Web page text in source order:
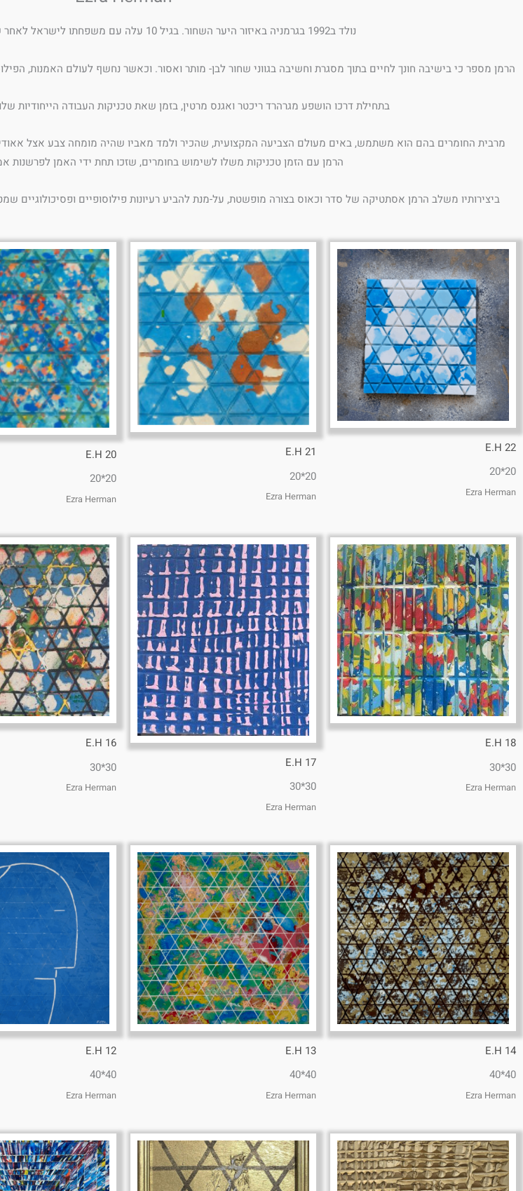
נולד ב1992 בגרמניה באיזור היער השחור. בגיל 10 עלה עם משפחתו לישראל לאחר שהתגיירו כיהודים חרדים.
הרמן מספר כי בישיבה חונך לחיים בתוך מסגרת וחשיבה בגווני שחור לבן- מותר ואסור. וכאשר נחשף לעולם האמנות,
בתחילת דרכו הושפע מגרהרד ריכטר ואגנס מרטין, בזמן שאת טכניקות העבודה הייחודיות
מרבית החומרים בהם הוא משתמש, באים מעולם הצביעה המקצועית, שהכיר ולמד מאביו שהיה מומחה צבע אצל אאודי
הרמן עם הזמן טכניקות משלו לשימוש בחומרים, שזכו תחת ידי האמן לפרשנות
ביצירותיו משלב הרמן אסתטיקה של סדר וכאוס בצורה מופשטת, על-מנת להביע רעיונות פילוסופיים ופסיכולוגיים
E.H 22
20*20
Ezra Herman
E.H 21
20*20
Ezra Herman
E.H 20
20*20
Ezra Herman
E.H 18
30*30
Ezra Herman
E.H 17
30*30
Ezra Herman
E.H 16
30*30
Ezra Herman
E.H 14
40*40
Ezra Herman
E.H 13
40*40
Ezra Herman
E.H 12
40*40
Ezra Herman